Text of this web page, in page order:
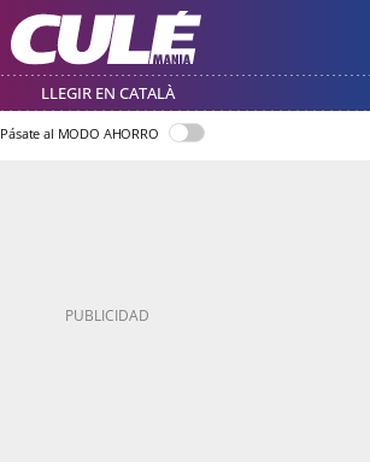
LLEGIR EN CATALÀ
Pásate al MODO AHORRO